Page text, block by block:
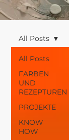
All Posts
FARBEN
UND
REZEPTUREN
PROJEKTE
KNOW
HOW
All Posts